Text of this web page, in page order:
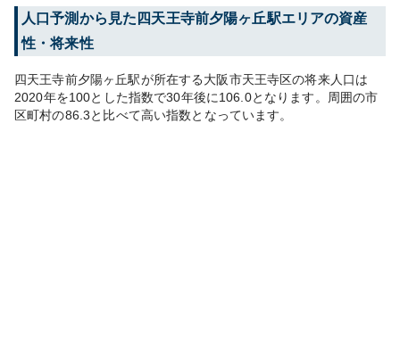
人口予測から見た 四天王寺前夕陽ヶ丘駅エリアの資産
性・将来性
四天王寺前夕陽ヶ丘駅が所在する大阪市天王寺区の将来人口は
2020年を100とした指数で30年後に106.0となります。
周囲の市
区町村の86.3と比べて高い指数となっています。